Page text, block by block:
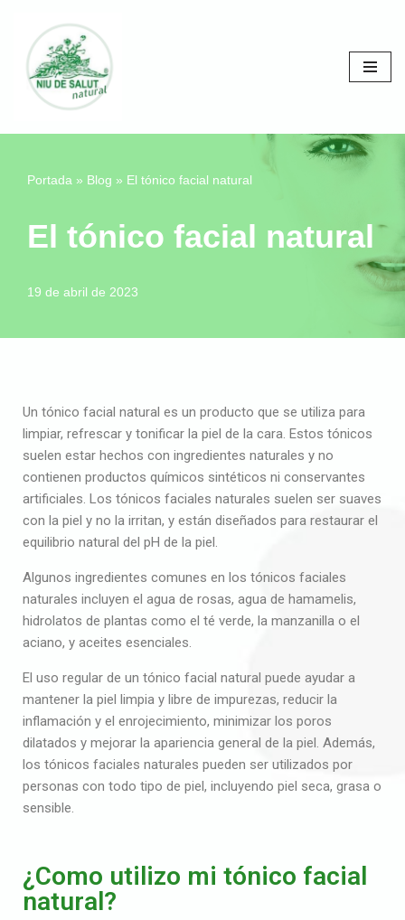
Saltar
contenido
Portada » Blog » El tónico facial natural
El tónico facial natural
19 de abril de 2023
Un tónico facial natural es un producto que se utiliza para
limpiar, refrescar y tonificar la piel de la cara. Estos tónicos
suelen estar hechos con ingredientes naturales y no
contienen productos químicos sintéticos ni conservantes
artificiales. Los tónicos faciales naturales suelen ser suaves
con la piel y no la irritan, y están diseñados para restaurar el
equilibrio natural del pH de la piel.
Algunos ingredientes comunes en los tónicos faciales
naturales incluyen el agua de rosas, agua de hamamelis,
hidrolatos de plantas como el té verde, la manzanilla o el
aciano, y aceites esenciales.
El uso regular de un tónico facial natural puede ayudar a
mantener la piel limpia y libre de impurezas, reducir la
inflamación y el enrojecimiento, minimizar los poros
dilatados y mejorar la apariencia general de la piel. Además,
los tónicos faciales naturales pueden ser utilizados por
personas con todo tipo de piel, incluyendo piel seca, grasa o
sensible.
¿Como utilizo mi tónico facial
natural?